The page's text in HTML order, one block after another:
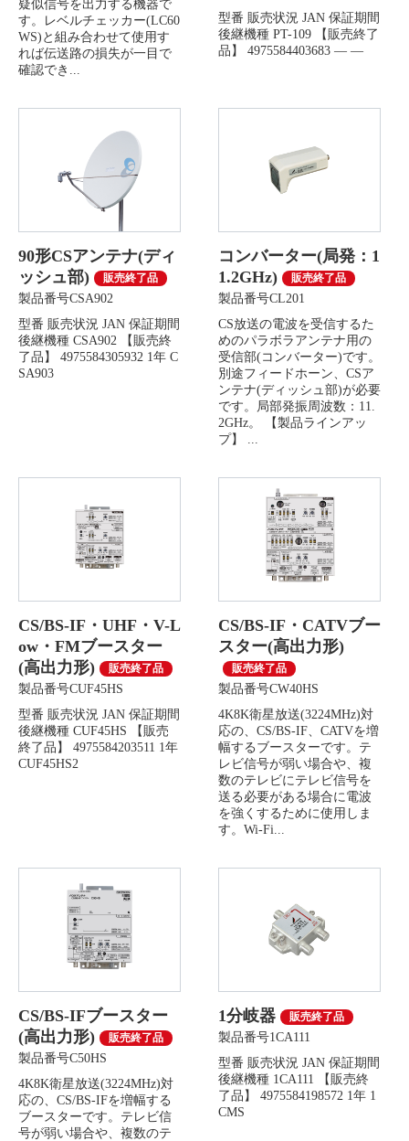
疑似信号を出力する機器で
す。レベルチェッカー(LC60
WS)と組み合わせて使用す
れば伝送路の損失が一目で
確認でき...
型番 販売状況 JAN 保証期間
後継機種 PT-109 【販売終了
品】 4975584403683 ― ―
90形CSアンテナ(ディ
ッシュ部)
販売終了品
製品番号CSA902
型番 販売状況 JAN 保証期間
後継機種 CSA902 【販売終
了品】 4975584305932 1年 C
SA903
コンバーター(局発：1
1.2GHz)
販売終了品
製品番号CL201
CS放送の電波を受信するた
めのパラボラアンテナ用の
受信部(コンバーター)です。
別途フィードホーン、CSア
ンテナ(ディッシュ部)が必要
です。局部発振周波数：11.
2GHz。 【製品ラインアッ
プ】 ...
CS/BS-IF・UHF・V-L
ow・FMブースター
(高出力形)
販売終了品
製品番号CUF45HS
型番 販売状況 JAN 保証期間
後継機種 CUF45HS 【販売
終了品】 4975584203511 1年
CUF45HS2
CS/BS-IF・CATVブー
スター(高出力形)
販売終了品
製品番号CW40HS
4K8K衛星放送(3224MHz)対
応の、CS/BS-IF、CATVを増
幅するブースターです。テ
レビ信号が弱い場合や、複
数のテレビにテレビ信号を
送る必要がある場合に電波
を強くするために使用しま
す。Wi-Fi...
CS/BS-IFブースター
(高出力形)
販売終了品
製品番号C50HS
4K8K衛星放送(3224MHz)対
応の、CS/BS-IFを増幅する
ブースターです。テレビ信
号が弱い場合や、複数のテ
1分岐器 販売終了品
製品番号1CA111
型番 販売状況 JAN 保証期間
後継機種 1CA111 【販売終
了品】 4975584198572 1年 1
CMS